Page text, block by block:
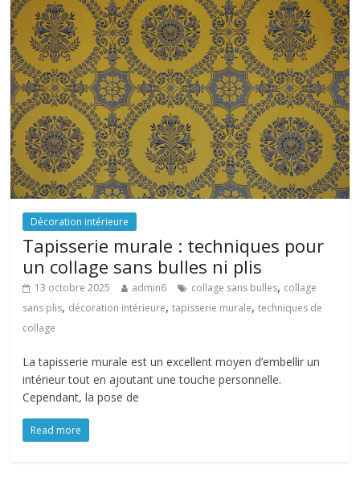
Décoration intérieure
Tapisserie murale : techniques pour
un collage sans bulles ni plis
13 octobre 2025 admin6 collage sans bulles, collage
sans plis, décoration intérieure,tapisserie murale,techniques de
collage
La tapisserie murale est un excellent moyen d’embellir un
intérieur tout en ajoutant une touche personnelle.
Cependant, la pose de
Read more